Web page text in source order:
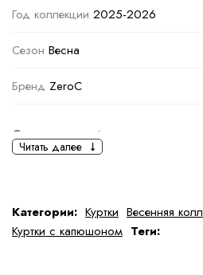
Год коллекции 2025-2026
Сезон Весна
Бренд ZeroC
Основная информация
Ткань Полиэстер
Состав ткани 100 % полиэстер
Читать далее
Категории: Куртки Весенняя
Куртки с капюшоном Теги: